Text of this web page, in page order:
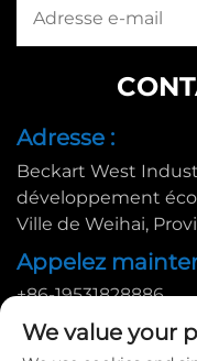
Adresse :
Beckart West
développement
Ville de Weihai,
Appelez
+86-19531828886
E-mail :
We value your